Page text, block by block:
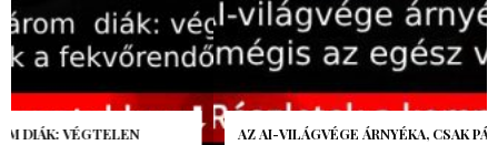
AZ AI-VILÁGVÉGE ÁRNYÉKA, CSAK PÁR ÓRA VOLT, MÉGIS AZ